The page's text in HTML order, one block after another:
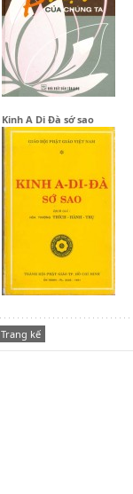
Kinh A Di Đà sớ sao
Trang kế